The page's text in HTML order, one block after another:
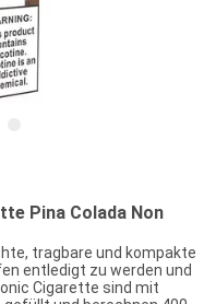
Pina Colada Non
tragbare und kompakte
entledigt zu werden und
Cigarette sind mit